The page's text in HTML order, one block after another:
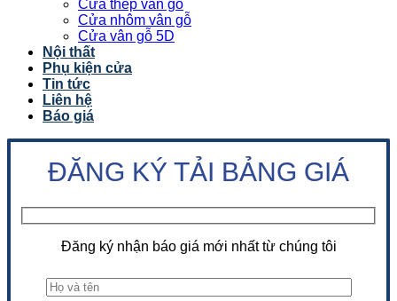
Cửa thép vân gỗ
Cửa nhôm vân gỗ
Cửa vân gỗ 5D
Nội thất
Phụ kiện cửa
Tin tức
Liên hệ
Báo giá
ĐĂNG KÝ TẢI BẢNG GIÁ
Đăng ký nhận báo giá mới nhất từ chúng tôi